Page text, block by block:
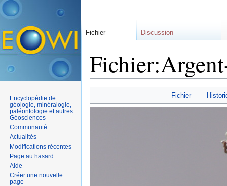
Fichier
Fichier Discussion
Encyclopédie de
géologie, minéralogie,
paléontologie et autres
Géosciences
Communauté
Actualités
Modifications récentes
Page au hasard
Aide
Créer une nouvelle
page